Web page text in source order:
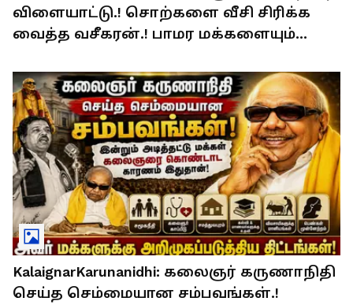
விளையாட்டு.! சொற்களை வீசி சிரிக்க
வைத்த வசீகரன்.! பாமர மக்களையும்
KalaignarKarunanidhi: கலைஞர் கருணாநிதி
செய்த செம்மையான சம்பவங்கள்.!